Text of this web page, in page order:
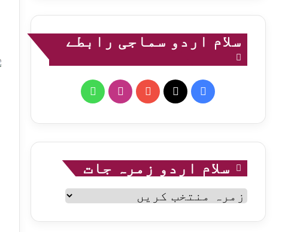
سلام اردو سماجی رابطے
Facebook
YouTube
Instagram
WhatsApp
سلام اردو زمرہ جات
سلام
اردو
زمرہ